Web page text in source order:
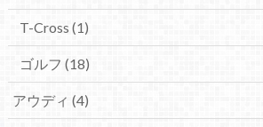
T-Cross (1)
ゴルフ (18)
アウディ (4)